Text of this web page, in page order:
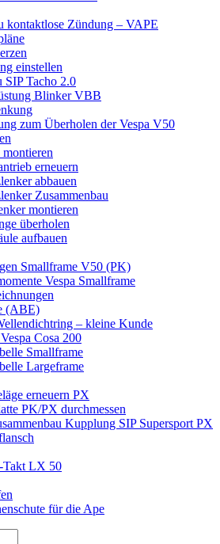
kontaktlose Zündung – VAPE
einstellen
SIP Tacho 2.0
Blinker VBB
zum Überholen der Vespa V50
erneuern
abbauen
Zusammenbau
montieren
überholen
aufbauen
Smallframe V50 (PK)
Vespa Smallframe
(ABE)
– kleine Kunde
Cosa 200
Smallframe
Largeframe
erneuern PX
PK/PX durchmessen
Kupplung SIP Supersport PX
Takt LX 50
für die Ape